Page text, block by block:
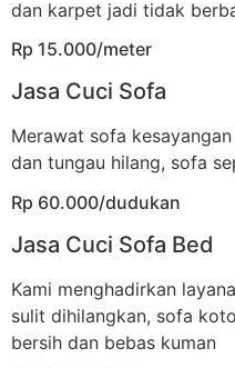
dan karpet jadi tidak
Rp 15.000/meter
Jasa Cuci Sofa
Merawat sofa
dan tungau hilang, sofa
Rp 60.000/dudukan
Jasa Cuci Sofa Bed
Kami menghadirkan
sulit dihilangkan, sofa
bersih dan bebas kuman